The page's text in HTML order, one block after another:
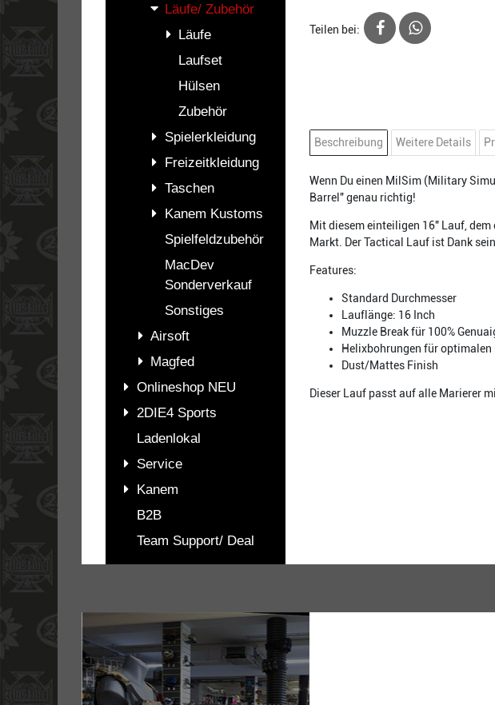
Läufe/ Zubehör
Läufe
Laufset
Hülsen
Zubehör
Spielerkleidung
Freizeitkleidung
Taschen
Kanem Kustoms
Spielfeldzubehör
MacDev
Sonderverkauf
Sonstiges
Airsoft
Magfed
Onlineshop NEU
2DIE4 Sports
Ladenlokal
Service
Kanem
B2B
Team Support/ Deal
Teilen bei:
Beschreibung Weitere Details
Wenn Du einen MilSim (Military
Barrel" genau richtig!
Mit diesem einteiligen 16" Lauf,
Markt. Der Tactical Lauf ist Dank
Features:
Standard Durchmesser
Lauflänge: 16 Inch
Muzzle Break für 100%
Helixbohrungen für
Dust/Mattes Finish
Dieser Lauf passt auf alle Marierer
ZUBEHÖR